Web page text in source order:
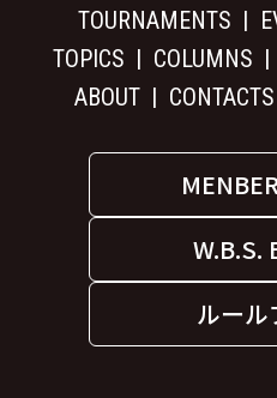
TOURNAMENTS
TOPICS
COLUMNS
ABOUT
CONTACTS
W.B.S.
ルール